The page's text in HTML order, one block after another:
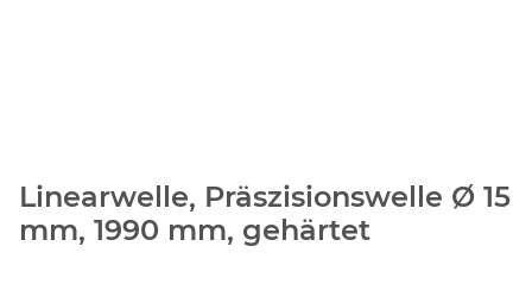
Linearwelle, Präszisionswelle Ø 15
mm, 1990 mm, gehärtet